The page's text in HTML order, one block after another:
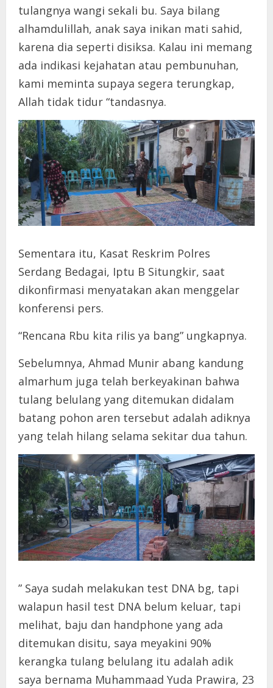
tulangnya wangi sekali bu. Saya bilang
alhamdulillah, anak saya inikan mati sahid,
karena dia seperti disiksa. Kalau ini memang
ada indikasi kejahatan atau pembunuhan,
kami meminta supaya segera terungkap,
Allah tidak tidur “tandasnya.
Sementara itu, Kasat Reskrim Polres
Serdang Bedagai, Iptu B Situngkir, saat
dikonfirmasi menyatakan akan menggelar
konferensi pers.
“Rencana Rbu kita rilis ya bang” ungkapnya.
Sebelumnya, Ahmad Munir abang kandung
almarhum juga telah berkeyakinan bahwa
tulang belulang yang ditemukan didalam
batang pohon aren tersebut adalah adiknya
yang telah hilang selama sekitar dua tahun.
” Saya sudah melakukan test DNA bg, tapi
walapun hasil test DNA belum keluar, tapi
melihat, baju dan handphone yang ada
ditemukan disitu, saya meyakini 90%
kerangka tulang belulang itu adalah adik
saya bernama Muhammaad Yuda Prawira, 23